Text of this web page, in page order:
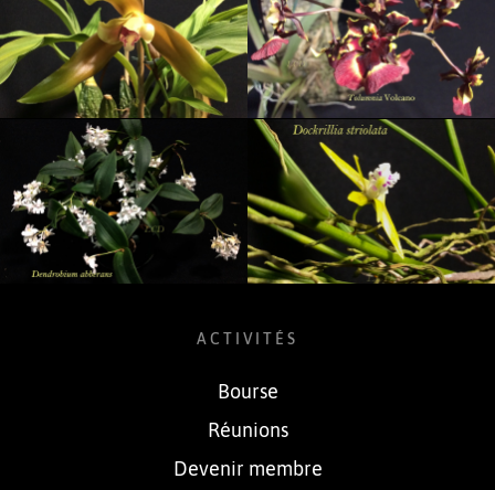
ACTIVITÉS
Bourse
Réunions
Devenir membre